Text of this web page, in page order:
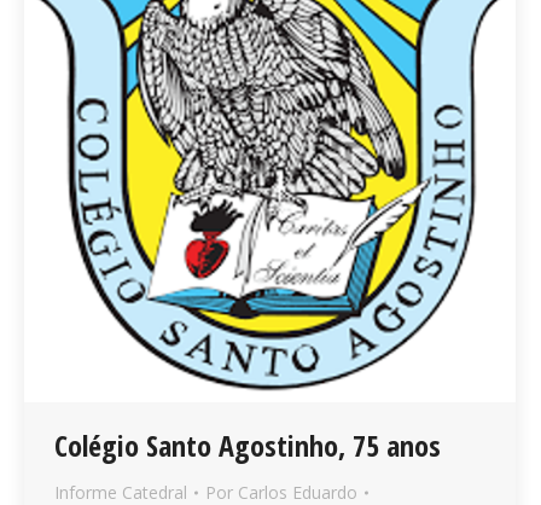
Colégio Santo Agostinho, 75 anos
Informe Catedral Por Carlos Eduardo